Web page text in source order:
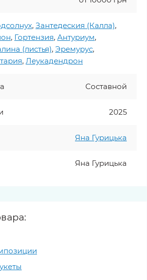
, Зантедеския (Калла),
, Гортензия, Антуриум,
(листья), Эремурус,
, Леукадендрон
Составной
2025
Яна Гурицька
Яна Гурицька